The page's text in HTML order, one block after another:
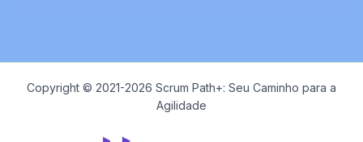
Copyright © 2021-2026 Scrum Path+: Seu Caminho para a
Agilidade